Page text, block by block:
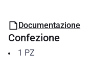
Documentazione
Confezione
1 PZ